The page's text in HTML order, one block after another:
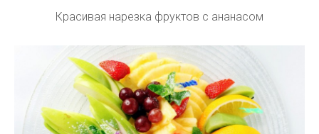
Красивая нарезка фруктов с ананасом